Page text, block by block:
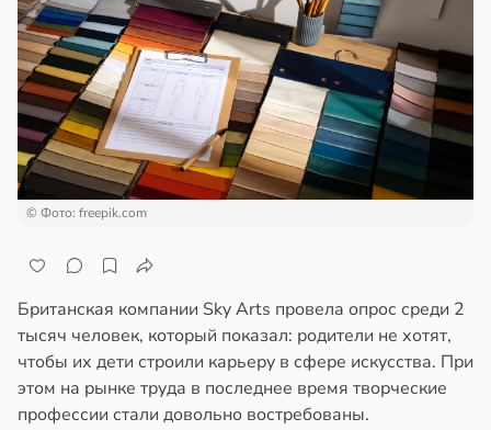
в 13:55
© Фото: freepik.com
Британская компании Sky Arts провела опрос среди 2
тысяч человек, который показал: родители не хотят,
чтобы их дети строили карьеру в сфере искусства. При
этом на рынке труда в последнее время творческие
профессии стали довольно востребованы.